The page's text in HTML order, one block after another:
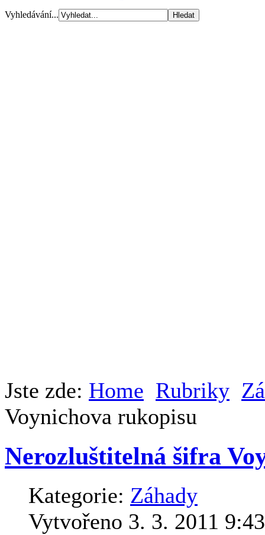
Vyhledávání...
Jste zde: Home Rubriky
Voynichova rukopisu
Nerozluštitelná šifra
Kategorie: Záhady
Vytvořeno 3. 3. 2011 9:43